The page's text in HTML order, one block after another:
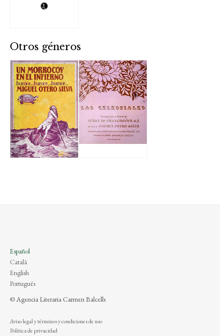
Otros géneros
Español
Català
English
Português
© Agencia Literaria Carmen Balcells
Aviso legal y términos y condiciones de uso
Política de privacidad